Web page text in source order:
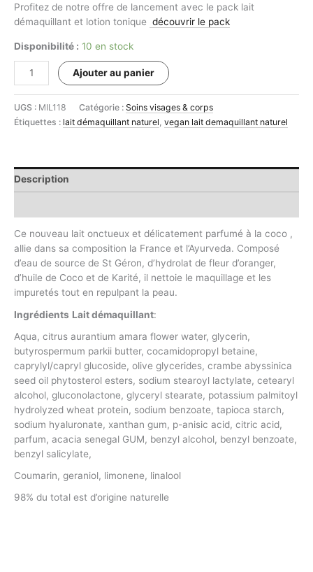
Profitez de notre offre de lancement avec le pack lait
démaquillant et lotion tonique découvrir le pack
Disponibilité : 10 en stock
quantité
LAIT
DÉMAQUILLANT
à
#
Ajouter au panier
UGS : MIL118 Catégorie : Soins visages & corps
Étiquettes : lait démaquillant naturel vegan lait demaquillant naturel
Description
Ce nouveau lait onctueux et délicatement parfumé à la coco ,
allie dans sa composition la France et l’Ayurveda. Composé
d’eau de source de St Géron, d’hydrolat de fleur d’oranger,
d’huile de Coco et de Karité, il nettoie le maquillage et les
impuretés tout en repulpant la peau.
Ingrédients Lait démaquillant:
Aqua, citrus aurantium amara flower water, glycerin,
butyrospermum parkii butter, cocamidopropyl betaine,
caprylyl/capryl glucoside, olive glycerides, crambe abyssinica
seed oil phytosterol esters, sodium stearoyl lactylate, cetearyl
alcohol, gluconolactone, glyceryl stearate, potassium palmitoyl
hydrolyzed wheat protein, sodium benzoate, tapioca starch,
sodium hyaluronate, xanthan gum, p-anisic acid, citric acid,
parfum, acacia senegal GUM, benzyl alcohol, benzyl benzoate,
benzyl salicylate,
Coumarin, geraniol, limonene, linalool
98% du total est d’origine naturelle